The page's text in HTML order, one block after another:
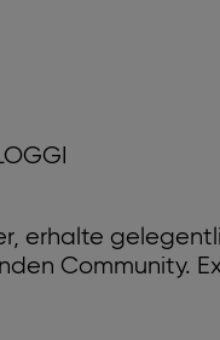
erhalte
Community.